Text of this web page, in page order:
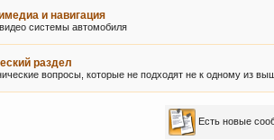
и навигация
системы автомобиля
раздел
вопросы, которые не подходят не к одному из
Есть новые